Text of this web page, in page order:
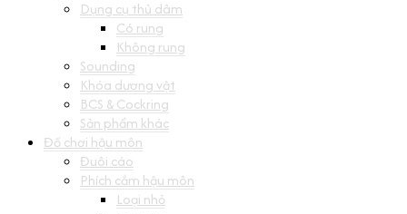
Dụng cụ thủ dâm
Có rung
Không rung
Sounding
Khóa dương vật
BCS & Cockring
Sản phẩm khác
Đồ chơi hậu môn
Đuôi cáo
Phích cắm hậu môn
Loại nhỏ